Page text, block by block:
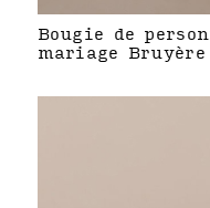
Bougie de
mariage Bruyère